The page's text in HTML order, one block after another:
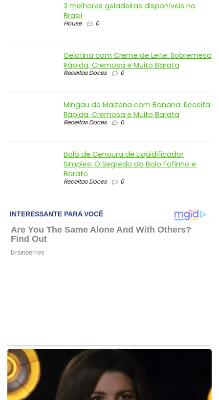
3 melhores geladeiras disponíveis no
Brasil
House 0
Gelatina com Creme de Leite: Sobremesa
Rápida, Cremosa e Muito Barata
Receitas Doces 0
Mingau de Maizena com Banana: Receita
Rápida, Cremosa e Muito Barata
Receitas Doces 0
Bolo de Cenoura de Liquidificador
Simples: O Segredo do Bolo Fofinho e
Barato
Receitas Doces 0